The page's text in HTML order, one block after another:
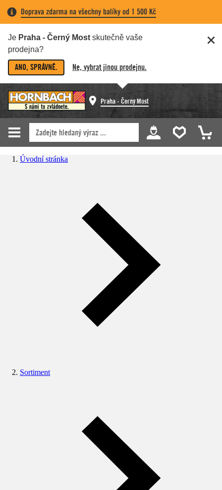
Doprava zdarma na všechny balíky od 1 500 Kč
Je Praha - Černý Most skutečně vaše
prodejna?
ANO, SPRÁVNĚ. Ne, vybrat jinou prodejnu.
Praha - Černý Most
Úvodní stránka
Sortiment